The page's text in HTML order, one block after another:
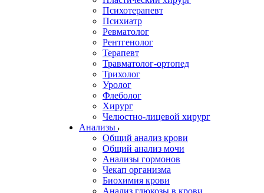
Психотерапевт
Психиатр
Ревматолог
Рентгенолог
Терапевт
Травматолог-ортопед
Трихолог
Уролог
Флеболог
Хирург
Челюстно-лицевой хирург
Анализы
Общий анализ крови
Общий анализ мочи
Анализы гормонов
Чекап организма
Биохимия крови
Анализ глюкозы в крови